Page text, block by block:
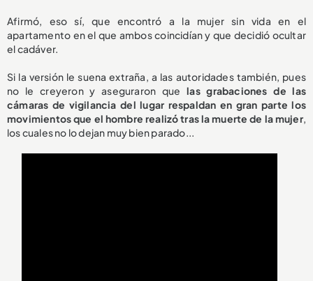
Afirmó, eso sí, que encontró a la mujer sin vida en el
apartamento en el que ambos coincidían y que decidió ocultar
el cadáver.
Si la versión le suena extraña, a las autoridades también, pues
no le creyeron y aseguraron quelas grabaciones de las
cámaras de vigilancia del lugar respaldan en gran parte los
movimientos que el hombre realizó tras la muerte de la mujer,
los cuales no lo dejan muy bien parado...